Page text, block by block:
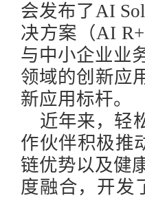
会发布了AI
决方案（AI
与中小企业业
领域的创新应
新应用标杆。
近年来，轻
作伙伴积极推
链优势以及健
度融合，开发